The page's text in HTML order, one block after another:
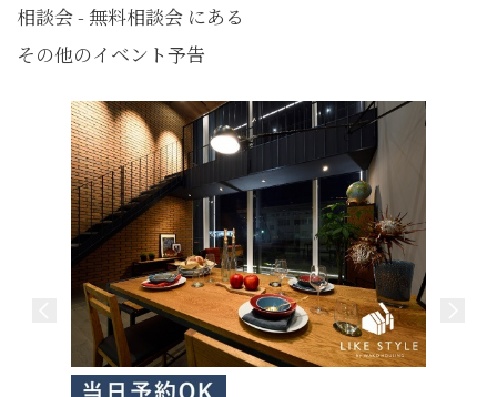
相談会 - 無料相談会 にある
その他のイベント予告